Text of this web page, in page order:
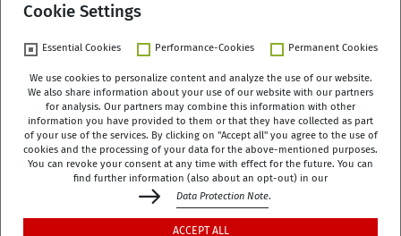
German Centre of Gerontology (DZA)
Manfred-von-Richthofen-Straße 2
12101 Berlin
dza-berlin dza de
Cookie Settings
Essential Cookies Performance-Cookies Permanent Cookies
We use cookies to personalize content and analyze the use of our website.
We also share information about your use of our website with our partners
for analysis. Our partners may combine this information with other
information you have provided to them or that they have collected as part
of your use of the services. By clicking on "Accept all" you agree to the use of
cookies and the processing of your data for the above-mentioned purposes.
You can revoke your consent at any time with effect for the future. You can
find further information (also about an opt-out) in our
Data Protection Note.
ACCEPT ALL